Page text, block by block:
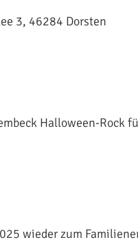
3, 46284 Dorsten
Halloween-Rock
wieder zum